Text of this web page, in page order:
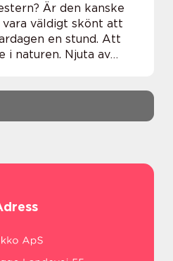
Är den kanske
vara väldigt skönt att
en stund. Att
i naturen. Njuta av